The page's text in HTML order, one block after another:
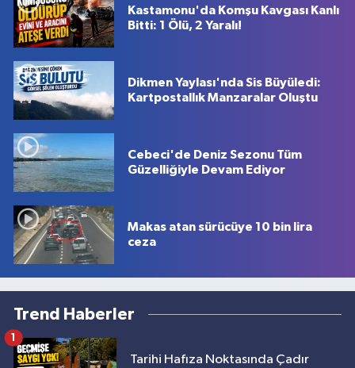
Kastamonu'da Komşu Kavgası Kanlı
Bitti: 1 Ölü, 2 Yaralı!
Dikmen Yaylası'nda Sis Büyüledi:
Kartpostallık Manzaralar Oluştu
Cebeci'de Deniz Sezonu Tüm
Güzelliğiyle Devam Ediyor
Makas atan sürücüye 10 bin lira
ceza
Trend Haberler
Tarihi Hafıza Noktasında Çadır
1